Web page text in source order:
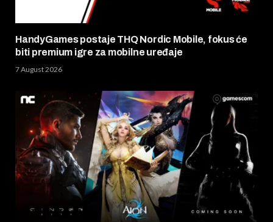
HandyGames postaje THQ Nordic Mobile, fokus će
biti premium igre za mobilne uređaje
7 August 2026